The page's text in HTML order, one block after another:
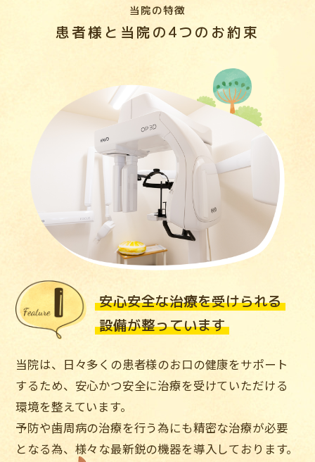
当院の特徴
患者様と当院の4つのお約束
安心安全な治療を受けられる
設備が整っています
当院は、日々多くの患者様のお口の健康をサポート
するため、安心かつ安全に治療を受けていただける
環境を整えています。
予防や歯周病の治療を行う為にも精密な治療が必要
となる為、様々な最新鋭の機器を導入しております。